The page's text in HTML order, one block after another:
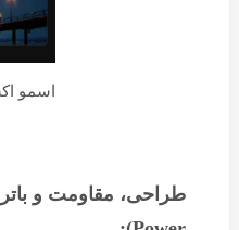
اسمو